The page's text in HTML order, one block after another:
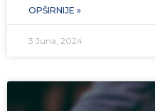
OPŠIRNIJE »
3 Juna, 2024